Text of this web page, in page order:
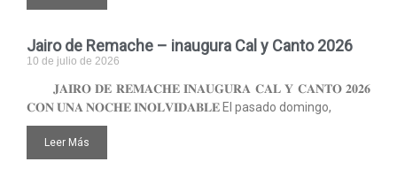
Jairo de Remache – inaugura Cal y Canto 2026
10 de julio de 2026
𝐉𝐀𝐈𝐑𝐎 𝐃𝐄 𝐑𝐄𝐌𝐀𝐂𝐇𝐄 𝐈𝐍𝐀𝐔𝐆𝐔𝐑𝐀 𝐂𝐀𝐋 𝐘 𝐂𝐀𝐍𝐓𝐎 𝟐𝟎𝟐𝟔
𝐂𝐎𝐍 𝐔𝐍𝐀 𝐍𝐎𝐂𝐇𝐄 𝐈𝐍𝐎𝐋𝐕𝐈𝐃𝐀𝐁𝐋𝐄 El pasado domingo,
Leer Más